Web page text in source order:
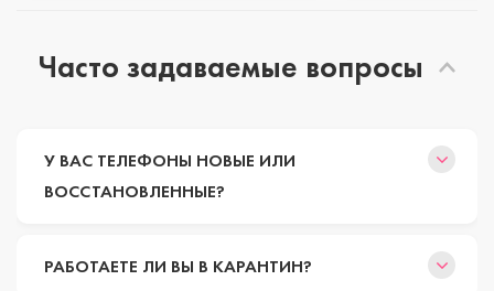
Часто задаваемые вопросы
У ВАС ТЕЛЕФОНЫ НОВЫЕ ИЛИ
ВОССТАНОВЛЕННЫЕ?
РАБОТАЕТЕ ЛИ ВЫ В КАРАНТИН?